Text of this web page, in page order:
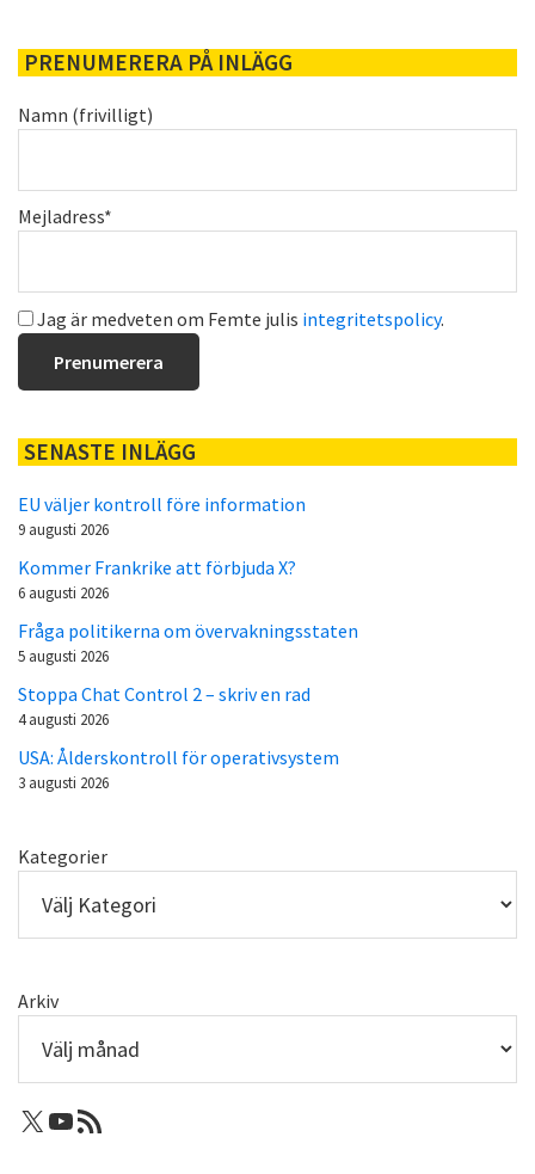
PRENUMERERA PÅ INLÄGG
Namn (frivilligt)
Mejladress*
Jag är medveten om Femte julis integritetspolicy.
SENASTE INLÄGG
EU väljer kontroll före information
9 augusti 2026
Kommer Frankrike att förbjuda X?
6 augusti 2026
Fråga politikerna om övervakningsstaten
5 augusti 2026
Stoppa Chat Control 2 – skriv en rad
4 augusti 2026
USA: Ålderskontroll för operativsystem
3 augusti 2026
Kategorier
Arkiv
X: Femtejuli
Youtube
RSS-flöde